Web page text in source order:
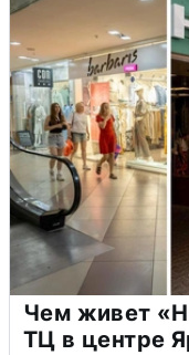
Чем живет
ТЦ в центре